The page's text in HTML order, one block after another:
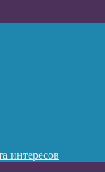
интересов